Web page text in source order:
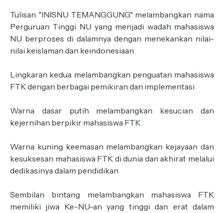
Tulisan "INISNU TEMANGGUNG" melambangkan nama
Perguruan Tinggi NU yang menjadi wadah mahasiswa
NU berproses di dalamnya dengan menekankan nilai-
nilai keislaman dan keindonesiaan
Lingkaran kedua melambangkan penguatan mahasiswa
FTK dengan berbagai pemikiran dan implementasi
Warna dasar putih melambangkan kesucian dan
kejernihan berpikir mahasiswa FTK
Warna kuning keemasan melambangkan kejayaan dan
kesuksesan mahasiswa FTK di dunia dan akhirat melalui
dedikasinya dalam pendidikan
Sembilan bintang melambangkan mahasiswa FTK
memiliki jiwa Ke-NU-an yang tinggi dan erat dalam